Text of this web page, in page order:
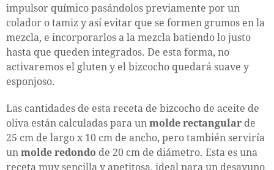
impulsor químico pasándolos previamente por un
colador o tamiz y así evitar que se formen grumos en la
mezcla, e incorporarlos a la mezcla batiendo lo justo
hasta que queden integrados. De esta forma, no
activaremos el gluten y el bizcocho quedará suave y
esponjoso.
Las cantidades de esta receta de bizcocho de aceite de
oliva están calculadas para un molde rectangular de
25 cm de largo x 10 cm de ancho, pero también serviría
un molde redondo de 20 cm de diámetro. Esta es una
receta muy sencilla y apetitosa, ideal para un desayuno